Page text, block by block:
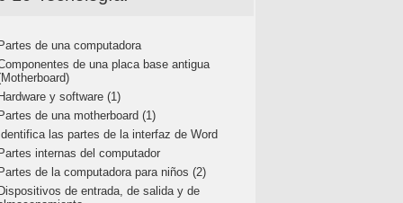
de una computadora
de una placa base antigua
y software (1)
de una motherboard (1)
las partes de la interfaz de Word
internas del computador
de la computadora para niños (2)
de entrada, de salida y de